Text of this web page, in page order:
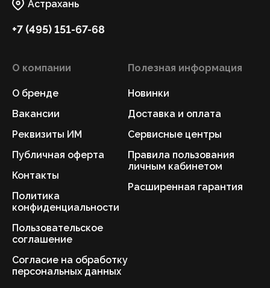
Астрахань
+7 (495) 151-67-68
О компании
О бренде
Вакансии
Реквизиты ИМ
Публичная оферта
Контакты
Политика
конфиденциальности
Пользовательское
соглашение
Согласие на обработку
персональных данных
Полезная информация
Новинки
Доставка и оплата
Сервисные центры
Правила пользования
личным кабинетом
Расширенная гарантия